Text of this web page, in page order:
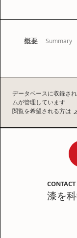
概要 Summary
データベースに収録さ
ムが管理しています
閲覧を希望される方は
CONTACT
漆を